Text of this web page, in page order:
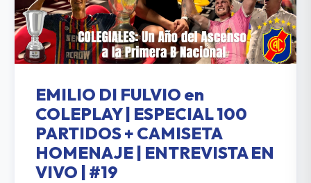
EMILIO DI FULVIO en
COLEPLAY | ESPECIAL 100
PARTIDOS + CAMISETA
HOMENAJE | ENTREVISTA EN
VIVO | #19